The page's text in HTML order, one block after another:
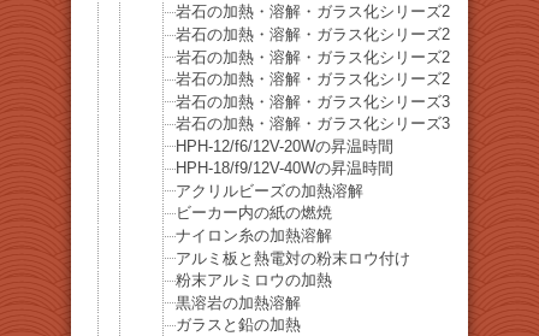
岩石の加熱・溶解・ガラス化シリーズ26 黄銅鉱
岩石の加熱・溶解・ガラス化シリーズ27 蛍石
岩石の加熱・溶解・ガラス化シリーズ28 雪片黒
岩石の加熱・溶解・ガラス化シリーズ29 ブルー
岩石の加熱・溶解・ガラス化シリーズ30 紫水晶
岩石の加熱・溶解・ガラス化シリーズ31 虎目石
HPH-12/f6/12V-20Wの昇温時間
HPH-18/f9/12V-40Wの昇温時間
アクリルビーズの加熱溶解
ビーカー内の紙の燃焼
ナイロン糸の加熱溶解
アルミ板と熱電対の粉末ロウ付け
粉末アルミロウの加熱
黒溶岩の加熱溶解
ガラスと鉛の加熱